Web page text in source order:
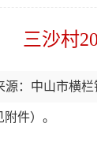
三沙村
源：中山市横
件）。